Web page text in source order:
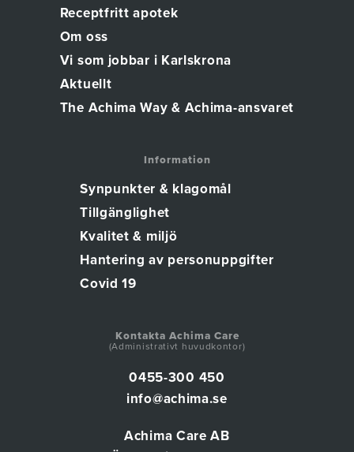
Receptfritt apotek
Om oss
Vi som jobbar i Karlskrona
Aktuellt
The Achima Way & Achima-ansvaret
Information
Synpunkter & klagomål
Tillgänglighet
Kvalitet & miljö
Hantering av personuppgifter
Covid 19
Kontakta Achima Care
(Administrativt huvudkontor)
0455-300 450
info@achima.se
Achima Care AB